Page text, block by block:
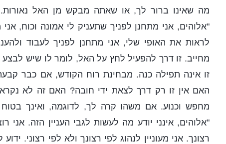
מה שאינו ברור לך, או שאתה מבקש מן האל
"אלוהים, אני מתחנן לפניך שתעניק לי אמונה וכוח,
לראות את האופי שלי, אני מתחנן לפניך לעבוד
מחייב. זו דרך להפעיל לחץ על האל, לומר לו שיש
זו אינה תפילה כנה. מבחינת רוח הקודש, אם כבר
האם אין זו רק דרך לצאת ידי חובה? האם זה לא
מחפש וכנוע. אם משהו קרה לך, לדוגמה, ואינך
"אלוהים, אינני יודע מה לעשות לגבי העניין הזה.
רצונך. אני מעוניין לנהוג לפי רצונך ולא לפי רצוני.